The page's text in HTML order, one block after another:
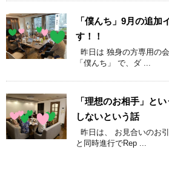
「僕んち」9月の追加
す！！
昨日は 独身の方専用の
「僕んち」 で、ダ ...
「理想のお相手」と
しないという話
昨日は、 お見合いのお
と同時進行でRep ...